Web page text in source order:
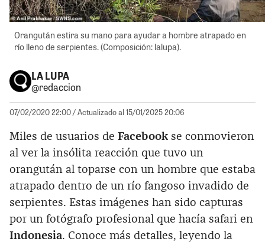
Orangután estira su mano para ayudar a hombre atrapado en
río lleno de serpientes. (Composición: lalupa).
LA LUPA
@redaccion
07/02/2020 22:00/ Actualizado al 15/01/2025 20:06
Miles de usuarios de Facebook se conmovieron
al ver la insólita reacción que tuvo un
orangután al toparse con un hombre que estaba
atrapado dentro de un río fangoso invadido de
serpientes. Estas imágenes han sido capturas
por un fotógrafo profesional que hacía safari en
Indonesia. Conoce más detalles, leyendo la